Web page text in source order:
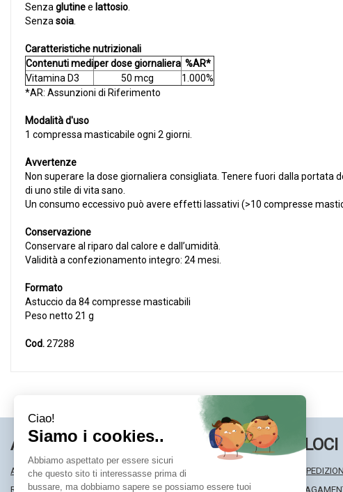
Senza glutinee lattosio
Senza soia
Caratteristiche nutrizionali
Contenuti mediper dose giornaliera %AR*
Vitamina D3
50 mcg
1.000%
*AR: Assunzioni di Riferimento
Modalità d'uso
1 compressa masticabile ogni 2 giorni.
Avvertenze
Non superare la dose giornaliera consigliata. Tenere fuori dalla
di uno stile di vita sano.
Un consumo eccessivo può avere effetti lassativi (>10 compresse
Conservazione
Conservare al riparo dal calore e dall’umidità.
Validità a confezionamento integro: 24 mesi.
Formato
Astuccio da 84 compresse masticabili
Peso netto 21 g
Cod.27288
AREA UTENTE
ACCEDI
REGISTRATI
LINK VELOCI
MODALITÀ DI
MODALITÀ DI